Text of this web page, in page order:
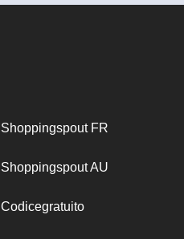
Shoppingspout FR
Shoppingspout AU
Codicegratuito